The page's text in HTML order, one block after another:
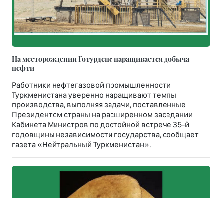
На месторождении Готурдепе наращивается добыча
нефти
Работники нефтегазовой промышленности
Туркменистана уверенно наращивают темпы
производства, выполняя задачи, поставленные
Президентом страны на расширенном заседании
Кабинета Министров по достойной встрече 35-й
годовщины независимости государства, сообщает
газета «Нейтральный Туркменистан».